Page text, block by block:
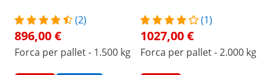
(2)
896,00 €
Forca per pallet - 1.500 kg
(1)
1027,00 €
Forca per pallet - 2.000 kg